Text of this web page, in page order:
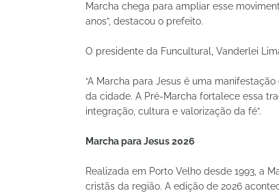
Marcha chega para ampliar esse
anos”, destacou o prefeito.
O presidente da Funcultural, Vanderlei
“A Marcha para Jesus é uma
da cidade. A Pré-Marcha fortalece essa
integração, cultura e valorização da fé”.
Marcha para Jesus 2026
Realizada em Porto Velho desde 1993, a
cristãs da região. A edição de 2026